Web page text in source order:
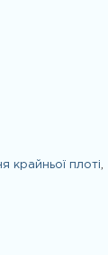
крайньої плоті